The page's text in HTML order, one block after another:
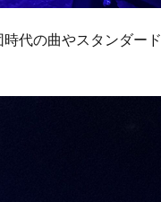
代の曲やスタンダード